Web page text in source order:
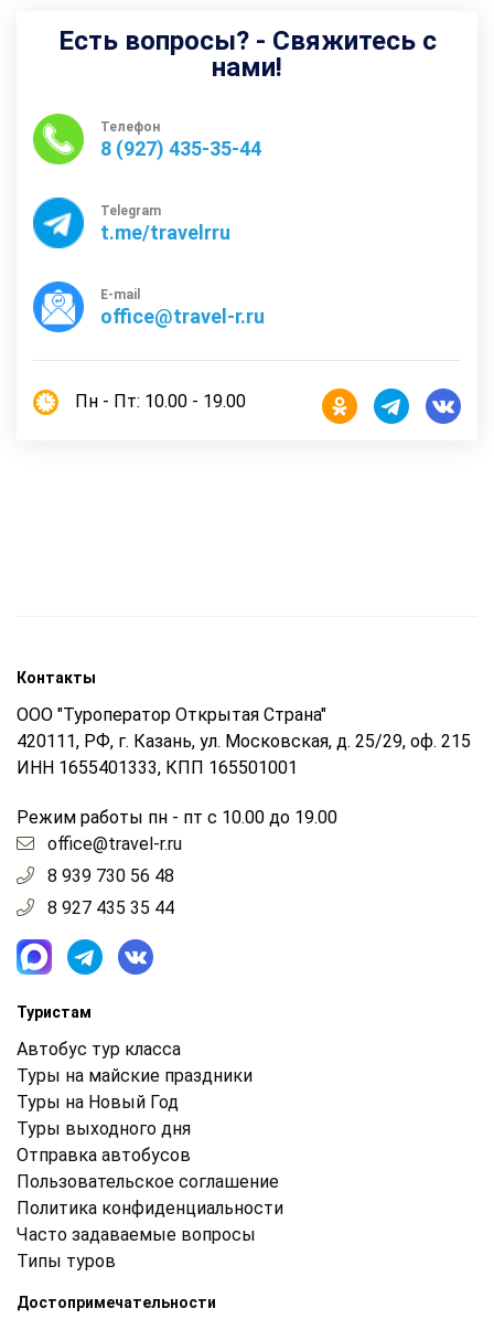
Есть вопросы? - Свяжитесь с
нами!
Телефон
8 (927) 435-35-44
Telegram
t.me/travelrru
E-mail
office@travel-r.ru
Пн - Пт: 10.00 - 19.00
Контакты
ООО "Туроператор Открытая Страна"
420111, РФ, г. Казань, ул. Московская, д. 25/29, оф. 215
ИНН 1655401333, КПП 165501001
Режим работы пн - пт с 10.00 до 19.00
office@travel-r.ru
8 939 730 56 48
8 927 435 35 44
Туристам
Автобус тур класса
Туры на майские праздники
Туры на Новый Год
Туры выходного дня
Отправка автобусов
Пользовательское соглашение
Политика конфиденциальности
Часто задаваемые вопросы
Типы туров
Достопримечательности